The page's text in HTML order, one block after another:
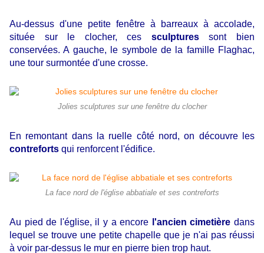
Au-dessus d'une petite fenêtre à barreaux à accolade,
située sur le clocher, ces sculpturessont bien
conservées. A gauche, le symbole de la famille Flaghac,
une tour surmontée d'une crosse.
Jolies sculptures sur une fenêtre du clocher
En remontant dans la ruelle côté nord, on découvre les
contreforts qui renforcent l'édifice.
La face nord de l'église abbatiale et ses contreforts
Au pied de l'église, il y a encore l'ancien cimetière dans
lequel se trouve une petite chapelle que je n'ai pas réussi
à voir par-dessus le mur en pierre bien trop haut.